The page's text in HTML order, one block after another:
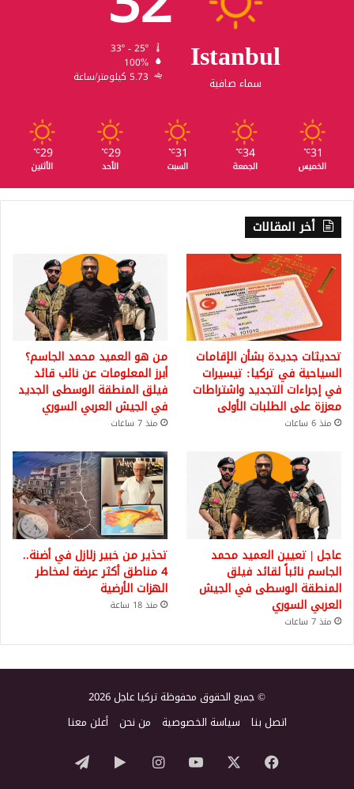
Istanbul
سماء صافية
100%
5.73 كيلومتر/ساعة
31
℃
الخميس
34
℃
الجمعة
31
℃
السبت
29
℃
الأحد
29
℃
الأثنين
أخر المقالات
تحديثات جديدة بشأن الإقامات
السياحية في تركيا: تيسيرات
في إجراءات التجديد واشتراطات
معززة على الطلبات الأولى
منذ 6 ساعات
من هو العميد محمد الجاسم؟
أبرز المعلومات عن نائب قائد
فيلق المنطقة الوسطى الجديد
في الجيش العربي السوري
منذ 7 ساعات
عاجل | تعيين العميد محمد
الجاسم نائباً لقائد فيلق
المنطقة الوسطى في الجيش
العربي السوري
منذ 7 ساعات
تحذير من خبير زلازل في أضنة..
4 مناطق أكثر عرضة لمخاطر
الهزات الأرضية
منذ 18 ساعة
© جميع الحقوق محفوظة تركيا عاجل 2026
اتصل بنا سياسة الخصوصية من نحن أعلن معنا
فيسبوك ‫YouTubeانستقرام‏Googleتيلقرام